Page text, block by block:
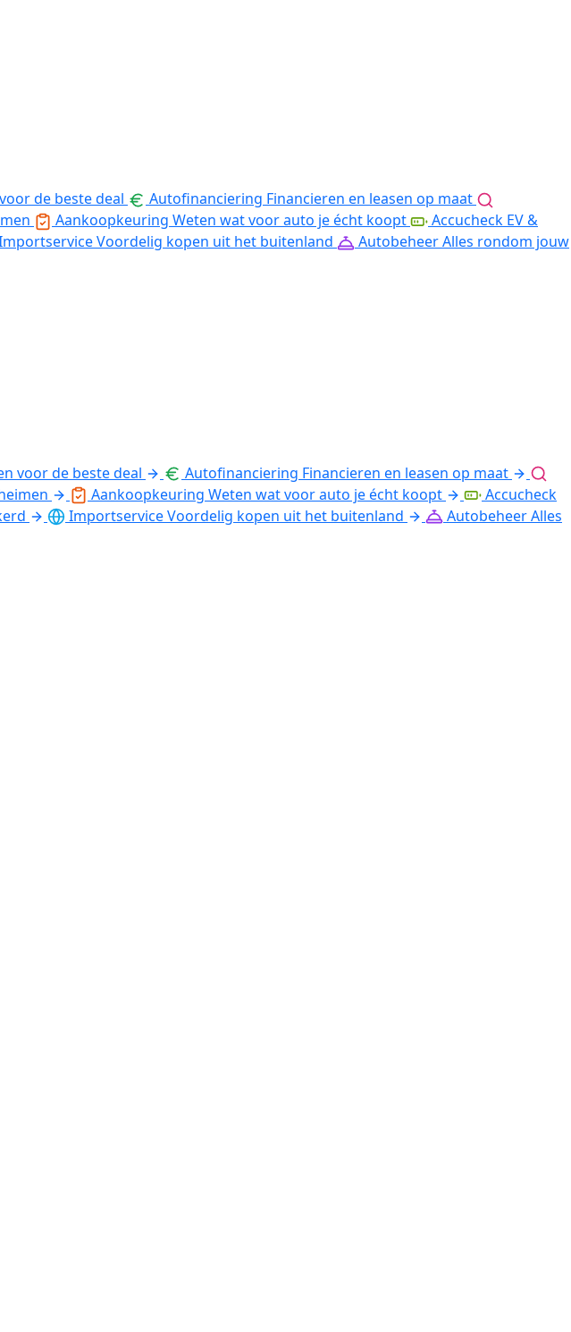
de beste deal Autofinanciering Financieren en leasen op maat
Aankoopkeuring Weten wat voor auto je écht koopt
Accucheck EV &
Voordelig kopen uit het buitenland AutobeheerAlles rondom jouw
voor de beste deal Autofinanciering Financieren en leasen op maat
Aankoopkeuring Weten wat voor auto je écht koopt
Accucheck
ImportserviceVoordelig kopen uit het buitenland AutobeheerAlles